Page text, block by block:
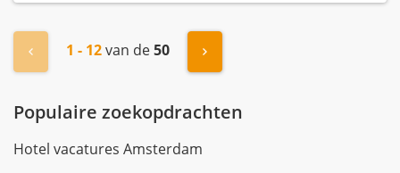
« Vorige1 - 12van de50 Volgende »
Populaire zoekopdrachten
Hotel vacatures Amsterdam